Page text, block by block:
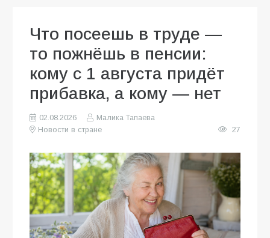
Что посеешь в труде —
то пожнёшь в пенсии:
кому с 1 августа придёт
прибавка, а кому — нет
02.08.2026
Малика Тапаева
Новости в стране
27